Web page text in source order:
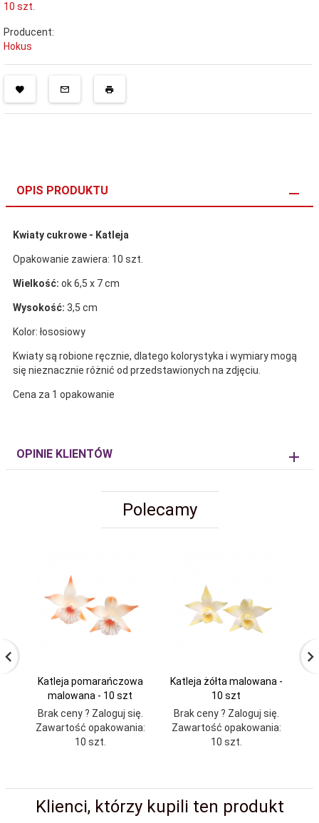
10 szt.
Producent:
Hokus
OPIS PRODUKTU
Kwiaty cukrowe - Katleja
Opakowanie zawiera: 10 szt.
Wielkość: ok 6,5 x 7 cm
Wysokość: 3,5 cm
Kolor: łososiowy
Kwiaty są robione ręcznie, dlatego kolorystyka i wymiary mogą
się nieznacznie różnić od przedstawionych na zdjęciu.
Cena za 1 opakowanie
OPINIE KLIENTÓW
Polecamy
Katleja pomarańczowa
malowana - 10 szt
Brak ceny ? Zaloguj się.
Zawartość opakowania:
10 szt.
Katleja żółta malowana -
10 szt
Brak ceny ? Zaloguj się.
Zawartość opakowania:
10 szt.
Klienci, którzy kupili ten produkt